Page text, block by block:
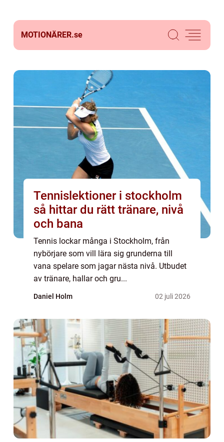
MOTIONÄRER.se
Tennislektioner i stockholm
så hittar du rätt tränare, nivå
och bana
Tennis lockar många i Stockholm, från
nybörjare som vill lära sig grunderna till
vana spelare som jagar nästa nivå. Utbudet
av tränare, hallar och gru...
Daniel Holm 02 juli 2026